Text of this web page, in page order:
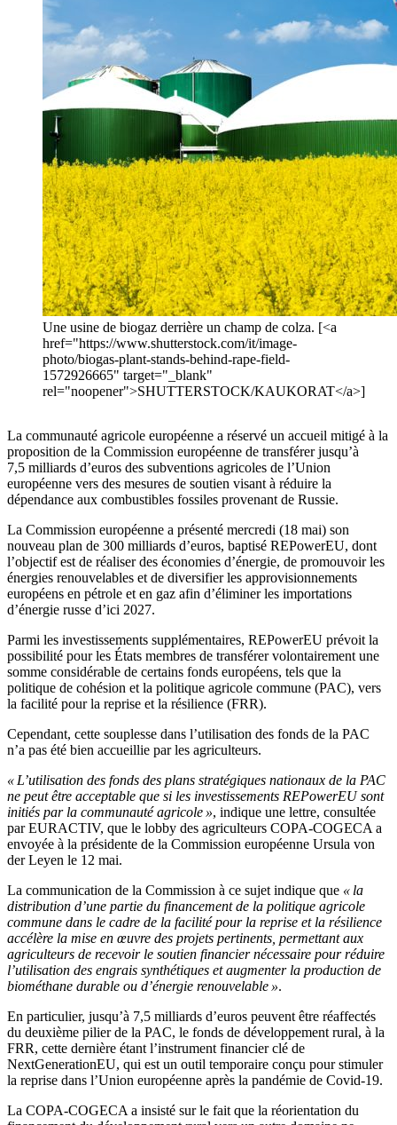
Une usine de biogaz derrière un champ de colza. [<a
href="https://www.shutterstock.com/it/image-
photo/biogas-plant-stands-behind-rape-field-
1572926665" target="_blank"
rel="noopener">SHUTTERSTOCK/KAUKORAT</a>]
La communauté agricole européenne a réservé un accueil mitigé à la
proposition de la Commission européenne de transférer jusqu’à
7,5 milliards d’euros des subventions agricoles de l’Union
européenne vers des mesures de soutien visant à réduire la
dépendance aux combustibles fossiles provenant de Russie.
La Commission européenne a présenté mercredi (18 mai) son
nouveau plan de 300 milliards d’euros, baptisé REPowerEU, dont
l’objectif est de réaliser des économies d’énergie, de promouvoir les
énergies renouvelables et de diversifier les approvisionnements
européens en pétrole et en gaz afin d’éliminer les importations
d’énergie russe d’ici 2027.
Parmi les investissements supplémentaires, REPowerEU prévoit la
possibilité pour les États membres de transférer volontairement une
somme considérable de certains fonds européens, tels que la
politique de cohésion et la politique agricole commune (PAC), vers
la facilité pour la reprise et la résilience (FRR).
Cependant, cette souplesse dans l’utilisation des fonds de la PAC
n’a pas été bien accueillie par les agriculteurs.
« L’utilisation des fonds des plans stratégiques nationaux de la PAC
ne peut être acceptable que si les investissements REPowerEU sont
initiés par la communauté agricole », indique une lettre, consultée
par EURACTIV, que le lobby des agriculteurs COPA-COGECA a
envoyée à la présidente de la Commission européenne Ursula von
der Leyen le 12 mai.
La communication de la Commission à ce sujet indique que « la
distribution d’une partie du financement de la politique agricole
commune dans le cadre de la facilité pour la reprise et la résilience
accélère la mise en œuvre des projets pertinents, permettant aux
agriculteurs de recevoir le soutien financier nécessaire pour réduire
l’utilisation des engrais synthétiques et augmenter la production de
biométhane durable ou d’énergie renouvelable ».
En particulier, jusqu’à 7,5 milliards d’euros peuvent être réaffectés
du deuxième pilier de la PAC, le fonds de développement rural, à la
FRR, cette dernière étant l’instrument financier clé de
NextGenerationEU, qui est un outil temporaire conçu pour stimuler
la reprise dans l’Union européenne après la pandémie de Covid-19.
La COPA-COGECA a insisté sur le fait que la réorientation du